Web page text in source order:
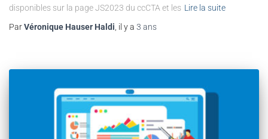
disponibles sur la page JS2023 du ccCTA et les Lire la suite
ParVéronique Hauser Haldi , il y a 3 ans